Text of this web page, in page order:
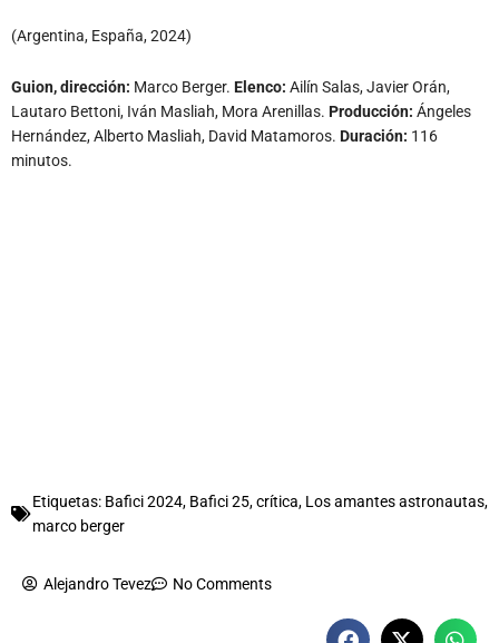
(Argentina, España, 2024)
Guion, dirección: Marco Berger. Elenco: Ailín Salas, Javier Orán,
Lautaro Bettoni, Iván Masliah, Mora Arenillas. Producción: Ángeles
Hernández, Alberto Masliah, David Matamoros. Duración: 116
minutos.
Etiquetas: Bafici 2024, Bafici 25,crítica, Los amantes astronautas,
marco berger
Alejandro Tevez No Comments